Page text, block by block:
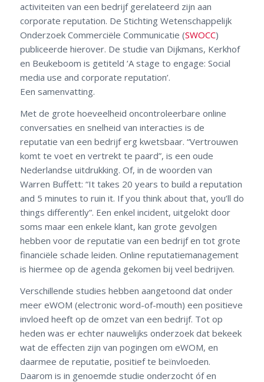
activiteiten van een bedrijf gerelateerd zijn aan
corporate reputation. De Stichting Wetenschappelijk
Onderzoek Commerciële Communicatie (SWOCC)
publiceerde hierover. De studie van Dijkmans, Kerkhof
en Beukeboom is getiteld ‘A stage to engage: Social
media use and corporate reputation’.
Een samenvatting.
Met de grote hoeveelheid oncontroleerbare online
conversaties en snelheid van interacties is de
reputatie van een bedrijf erg kwetsbaar. “Vertrouwen
komt te voet en vertrekt te paard”, is een oude
Nederlandse uitdrukking. Of, in de woorden van
Warren Buffett: “It takes 20 years to build a reputation
and 5 minutes to ruin it. If you think about that, you’ll do
things differently”. Een enkel incident, uitgelokt door
soms maar een enkele klant, kan grote gevolgen
hebben voor de reputatie van een bedrijf en tot grote
financiële schade leiden. Online reputatiemanagement
is hiermee op de agenda gekomen bij veel bedrijven.
Verschillende studies hebben aangetoond dat onder
meer eWOM (electronic word-of-mouth) een positieve
invloed heeft op de omzet van een bedrijf. Tot op
heden was er echter nauwelijks onderzoek dat bekeek
wat de effecten zijn van pogingen om eWOM, en
daarmee de reputatie, positief te beïnvloeden.
Daarom is in genoemde studie onderzocht óf en